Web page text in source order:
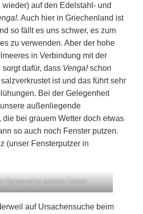
wieder) auf den Edelstahl- und
Auch hier in Griechenland ist
so fällt es uns schwer, es zum
zu verwenden. Aber der hohe
in Verbindung mit der
dafür, dass Venga!schon
ist und das führt sehr
Bei der Gelegenheit
außenliegende
die bei grauem Wetter doch etwas
so auch noch Fenster putzen.
(unser Fensterputzer in
Regenwetter schöne Farben
auf Ursachensuche beim